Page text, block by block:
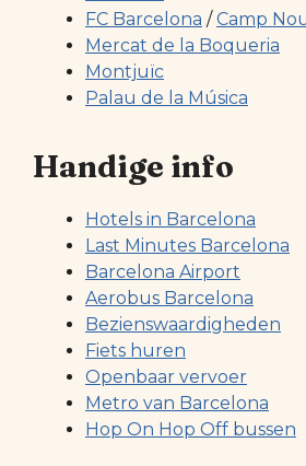
FC Barcelona /Camp
Mercat de la Boqueria
Montjuïc
Palau de la Música
Handige info
Hotels in Barcelona
Last Minutes Barcelona
Barcelona Airport
Aerobus Barcelona
Bezienswaardigheden
Fiets huren
Openbaar vervoer
Metro van Barcelona
Hop On Hop Off bussen